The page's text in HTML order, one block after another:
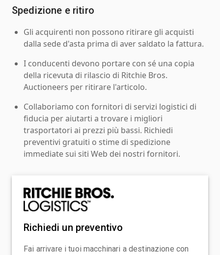
Spedizione e ritiro
Gli acquirenti non possono ritirare gli acquisti
dalla sede d'asta prima di aver saldato la fattura.
I conducenti devono portare con sé una copia
della ricevuta di rilascio di Ritchie Bros.
Auctioneers per ritirare l'articolo.
Collaboriamo con fornitori di servizi logistici di
fiducia per aiutarti a trovare i migliori
trasportatori ai prezzi più bassi. Richiedi
preventivi gratuiti o stime di spedizione
immediate sui siti Web dei nostri fornitori.
Richiedi un preventivo
Fai arrivare i tuoi macchinari a destinazione con